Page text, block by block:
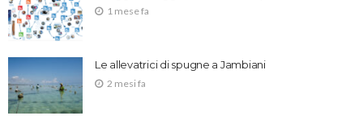
1 mese fa
Le allevatrici di spugne a Jambiani
2 mesi fa